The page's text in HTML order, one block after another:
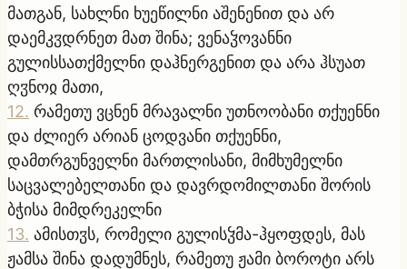
მათგან, სახლნი ხუეწილნი აშენენით და არ
დაემკჳდრნეთ მათ შინა; ვენაჴოვანნი
გულისსათქმელნი დაჰნერგენით და არა ჰსუათ
ღჳნოჲ მათი,
12. რამეთუ ვცნენ მრავალნი უთნოობანი თქუენნი
და ძლიერ არიან ცოდვანი თქუენნი,
დამთრგუნველნი მართლისანი, მიმხუმელნი
საცვალებელთანი და დავრდომილთანი შორის
ბჭისა მიმდრეკელნი
13. ამისთჳს, რომელი გულისჴმა-ჰყოფდეს, მას
ჟამსა შინა დადუმნეს, რამეთუ ჟამი ბოროტი არს